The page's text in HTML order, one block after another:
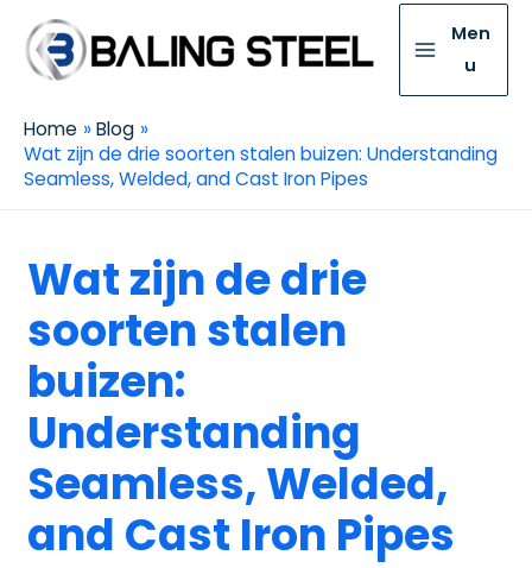
Men
u
Home
Blog
Wat zijn de drie soorten stalen buizen: Understanding
Seamless, Welded, and Cast Iron Pipes
Wat zijn de drie
soorten stalen
buizen:
Understanding
Seamless, Welded,
and Cast Iron Pipes